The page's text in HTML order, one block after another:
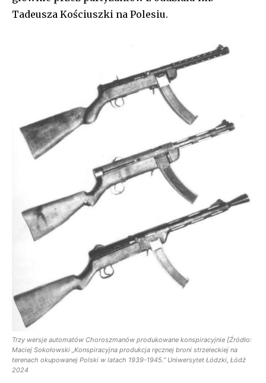
Tadeusza Kościuszki na Polesiu.
Trzy wersje automatów Choroszmanów produkowane konspiracyjnie [Źródło:
Maciej Sokołowski „Konspiracyjna produkcja ręcznej broni strzeleckiej na
terenach okupowanej Polski w latach 1939-1945.” Uniwersytet Łódzki, Łódź
2024